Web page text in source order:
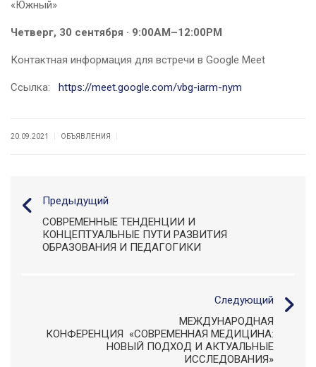
«Южный»
Четверг, 30 сентября · 9:00AM –12:00PM
Контактная информация для встречи в Google Meet
Ссылка: https://meet.google.com/vbg-iarm-nym
20.09.2021 ОБЪЯВЛЕНИЯ
Предыдущий
СОВРЕМЕННЫЕ ТЕНДЕНЦИИ И
КОНЦЕПТУАЛЬНЫЕ ПУТИ РАЗВИТИЯ
ОБРАЗОВАНИЯ И ПЕДАГОГИКИ
Следующий
МЕЖДУНАРОДНАЯ
КОНФЕРЕНЦИЯ «СОВРЕМЕННАЯ МЕДИЦИНА:
НОВЫЙ ПОДХОД И АКТУАЛЬНЫЕ
ИССЛЕДОВАНИЯ»